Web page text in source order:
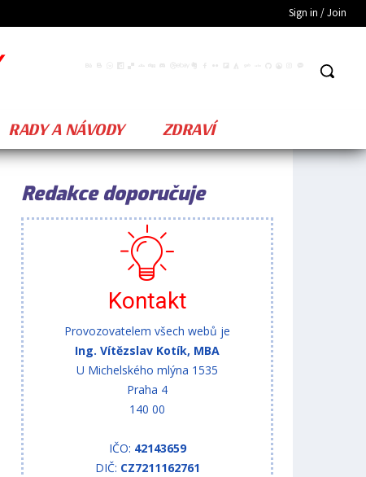
Sign in / Join
RADY A NÁVODY ZDRAVÍ
Redakce doporučuje
Kontakt
Provozovatelem všech webů je
Ing. Vítězslav Kotík, MBA
U Michelského mlýna 1535
Praha 4
140 00
IČO: 42143659
DIČ: CZ7211162761